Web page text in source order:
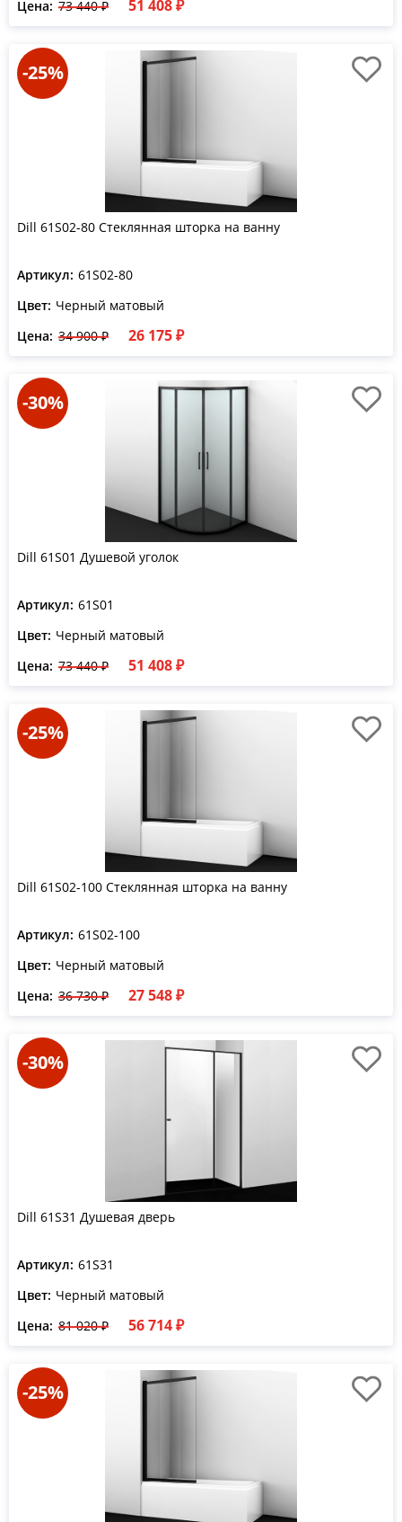
Цена: 73 440 ₽ 51 408 ₽
-25%
Dill 61S02-80 Стеклянная шторка на ванну
Артикул: 61S02-80
Цвет: Черный матовый
Цена: 34 900 ₽ 26 175 ₽
-30%
Dill 61S01 Душевой уголок
Артикул: 61S01
Цвет: Черный матовый
Цена: 73 440 ₽ 51 408 ₽
-25%
Dill 61S02-100 Стеклянная шторка на ванну
Артикул: 61S02-100
Цвет: Черный матовый
Цена: 36 730 ₽ 27 548 ₽
-30%
Dill 61S31 Душевая дверь
Артикул: 61S31
Цвет: Черный матовый
Цена: 81 020 ₽ 56 714 ₽
-25%